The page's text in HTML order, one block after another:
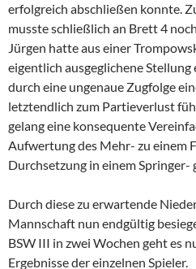
erfolgreich abschließen konnte.
musste schließlich an Brett 4 noch
Jürgen hatte aus einer
eigentlich ausgeglichene
durch eine ungenaue Zugfolge
letztendlich zum Partieverlust
gelang eine konsequente
Aufwertung des Mehr- zu einem
Durchsetzung in einem Springer-
Durch diese zu erwartende
Mannschaft nun endgültig
BSW III in zwei Wochen geht es
Ergebnisse der einzelnen Spieler.